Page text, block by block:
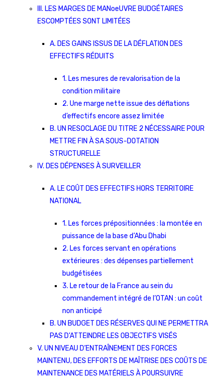
III. LES MARGES DE MANoeUVRE BUDGÉTAIRES
ESCOMPTÉES SONT LIMITÉES
A. DES GAINS ISSUS DE LA DÉFLATION DES
EFFECTIFS RÉDUITS
1. Les mesures de revalorisation de la
condition militaire
2. Une marge nette issue des déflations
d’effectifs encore assez limitée
B. UN RESOCLAGE DU TITRE 2 NÉCESSAIRE POUR
METTRE FIN À SA SOUS-DOTATION
STRUCTURELLE
IV. DES DÉPENSES À SURVEILLER
A. LE COÛT DES EFFECTIFS HORS TERRITOIRE
NATIONAL
1. Les forces prépositionnées : la montée en
puissance de la base d’Abu Dhabi
2. Les forces servant en opérations
extérieures : des dépenses partiellement
budgétisées
3. Le retour de la France au sein du
commandement intégré de l’OTAN : un coût
non anticipé
B. UN BUDGET DES RÉSERVES QUI NE PERMETTRA
PAS D’ATTEINDRE LES OBJECTIFS VISÉS
V. UN NIVEAU D’ENTRAÎNEMENT DES FORCES
MAINTENU, DES EFFORTS DE MAÎTRISE DES COÛTS DE
MAINTENANCE DES MATÉRIELS À POURSUIVRE